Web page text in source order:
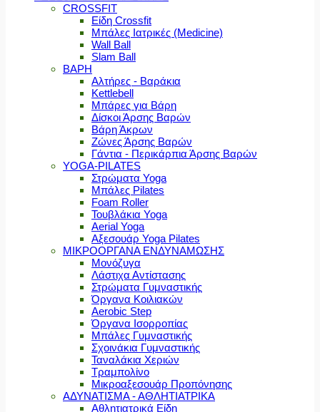
CROSSFIT
Είδη Crossfit
Μπάλες Ιατρικές (Medicine)
Wall Ball
Slam Ball
ΒΑΡΗ
Αλτήρες - Βαράκια
Kettlebell
Μπάρες για Βάρη
Δίσκοι Άρσης Βαρών
Βάρη Άκρων
Ζώνες Άρσης Βαρών
Γάντια - Περικάρπια Άρσης Βαρών
YOGA-PILATES
Στρώματα Yoga
Μπάλες Pilates
Foam Roller
Τουβλάκια Yoga
Aerial Yoga
Αξεσουάρ Yoga Pilates
ΜΙΚΡΟΟΡΓΑΝΑ ΕΝΔΥΝΑΜΩΣΗΣ
Μονόζυγα
Λάστιχα Αντίστασης
Στρώματα Γυμναστικής
Όργανα Κοιλιακών
Aerobic Step
Όργανα Ισορροπίας
Μπάλες Γυμναστικής
Σχοινάκια Γυμναστικής
Ταναλάκια Χεριών
Τραμπολίνο
Μικροαξεσουάρ Προπόνησης
ΑΔΥΝΑΤΙΣΜΑ - ΑΘΛΗΤΙΑΤΡΙΚΑ
Αθλητιατρικά Είδη